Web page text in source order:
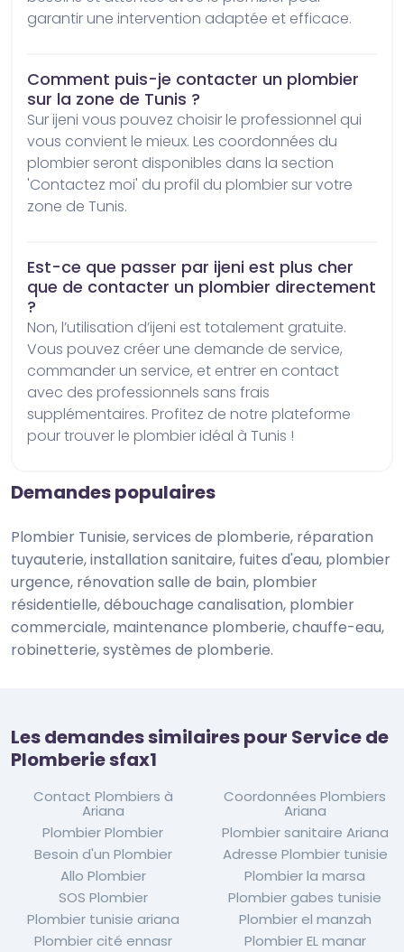
garantir une intervention adaptée et efficace.
Comment puis-je contacter un plombier
sur la zone de Tunis ?
Sur ijeni vous pouvez choisir le professionnel qui
vous convient le mieux. Les coordonnées du
plombier seront disponibles dans la section
'Contactez moi' du profil du plombier sur votre
zone de Tunis.
Est-ce que passer par ijeni est plus cher
que de contacter un plombier directement
?
Non, l’utilisation d’ijeni est totalement gratuite.
Vous pouvez créer une demande de service,
commander un service, et entrer en contact
avec des professionnels sans frais
supplémentaires. Profitez de notre plateforme
pour trouver le plombier idéal à Tunis !
Demandes populaires
plombier Tunisie, services de plomberie, réparation
tuyauterie, installation sanitaire, fuites d'eau, plombier
urgence, rénovation salle de bain, plombier
résidentielle, débouchage canalisation, plombier
commerciale, maintenance plomberie, chauffe-eau,
robinetterie, systèmes de plomberie.
Les demandes similaires pour Service de
Plomberie sfax1
Contact Plombiers à
Ariana
Coordonnées Plombiers
Ariana
Plombier Plombier
Plombier sanitaire Ariana
Besoin d'un Plombier
Adresse Plombier tunisie
Allo Plombier
Plombier la marsa
SOS Plombier
Plombier gabes tunisie
Plombier tunisie ariana
Plombier el manzah
Plombier cité ennasr
Plombier EL manar